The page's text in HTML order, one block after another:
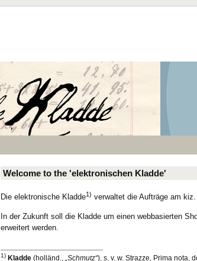
Welcome to the 'elektronischen Kladde'
Die elektronische Kladde1) verwaltet die Aufträge am kiz.
In der Zukunft soll die Kladde um einen webbasierten
erweitert werden.
1) Kladde(holländ., Schmutz ), s. v. w. Strazze, Prima nota,